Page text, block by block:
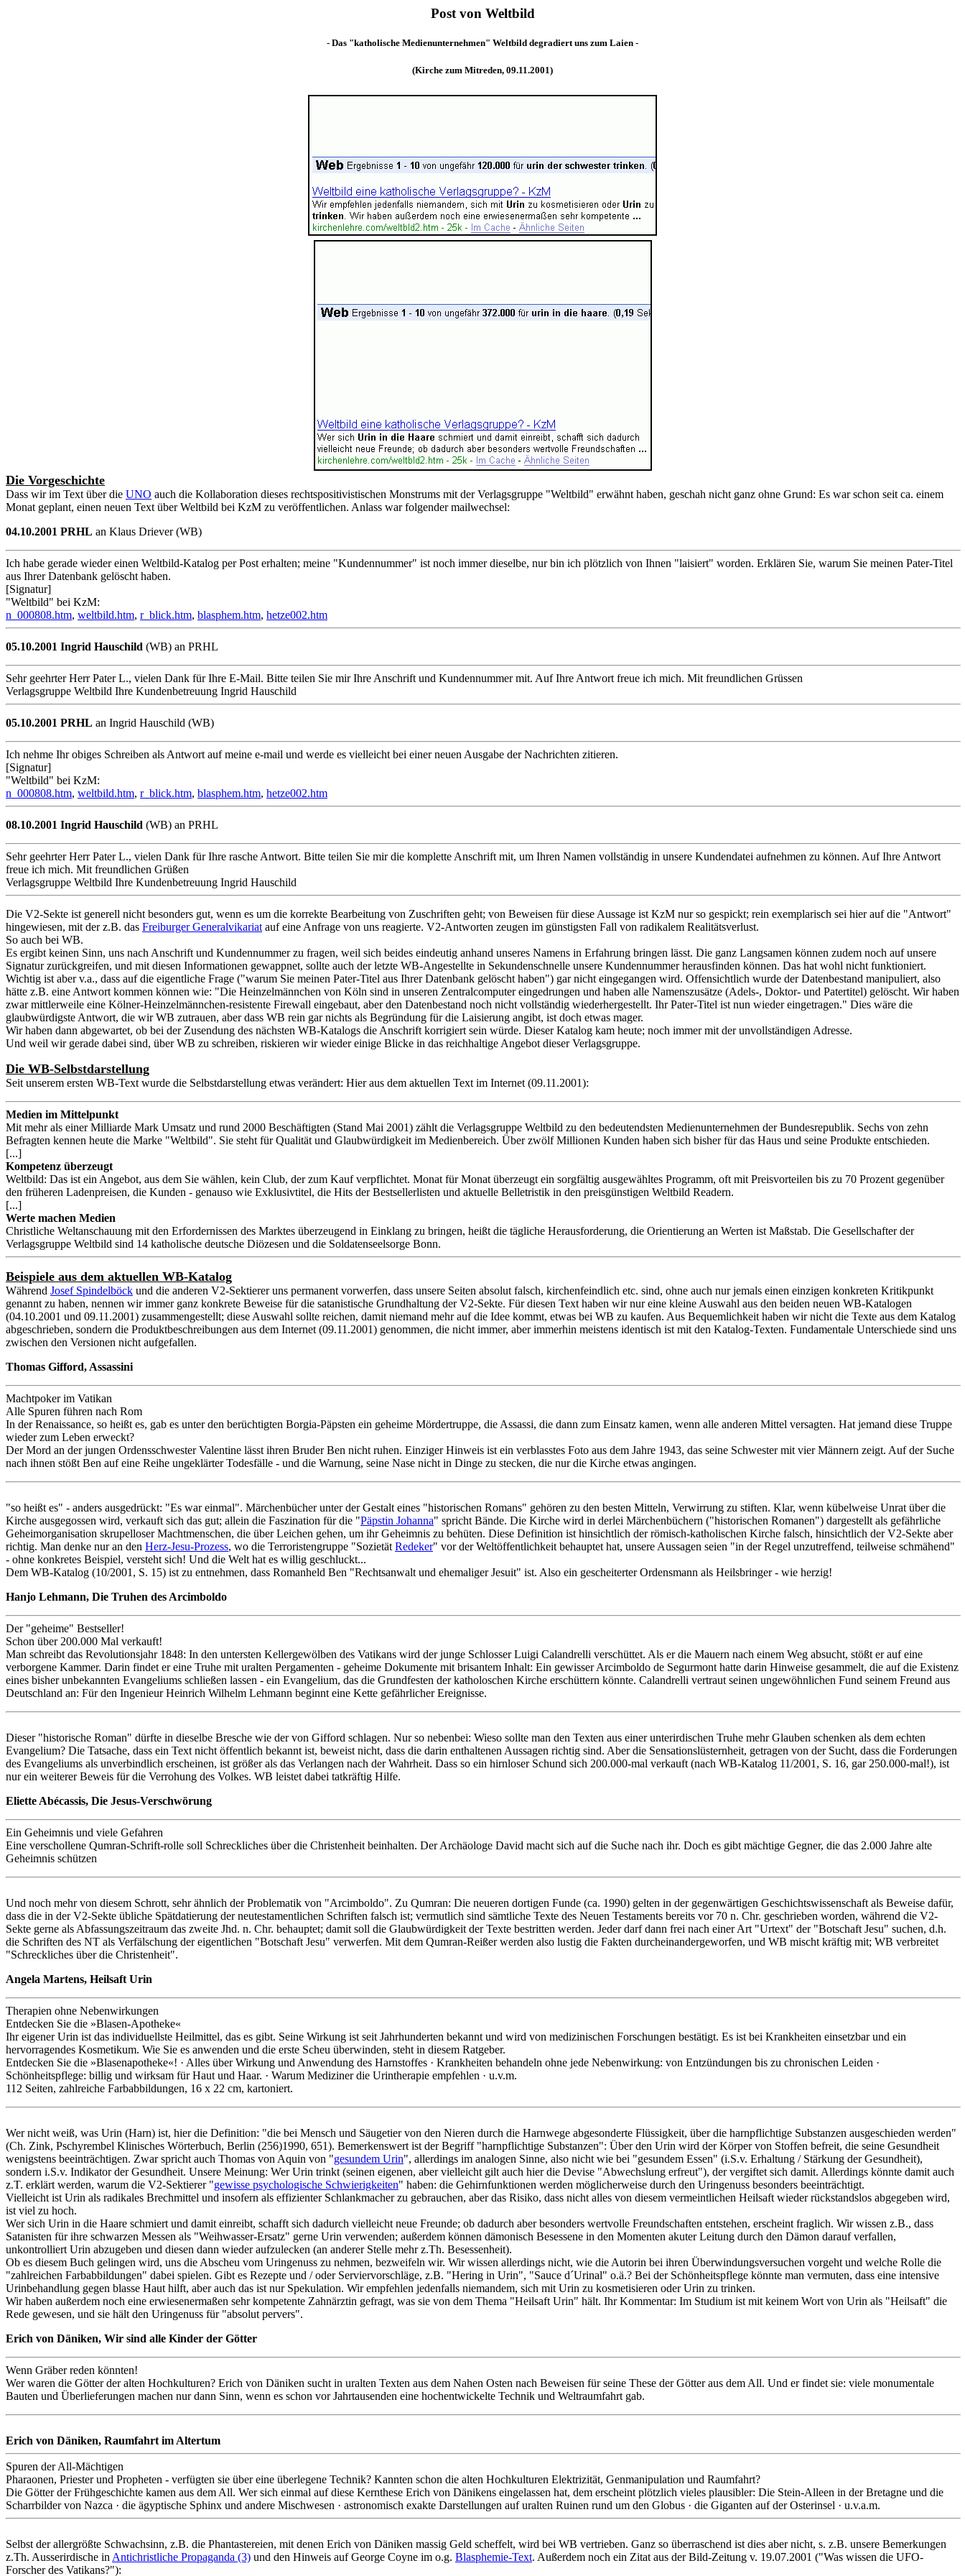
Post von Weltbild
- Das "katholische Medienunternehmen" Weltbild degradiert uns zum Laien -
(Kirche zum Mitreden, 09.11.2001)
Die Vorgeschichte
Dass wir im Text über die UNO auch die Kollaboration dieses rechtspositivistischen Monstrums mit der Verlagsgruppe "Weltbild" erwähnt haben, geschah nicht ganz ohne Grund: Es war schon seit ca. einem
Monat geplant, einen neuen Text über Weltbild bei KzM zu veröffentlichen. Anlass war folgender mailwechsel:
04.10.2001 PRHL an Klaus Driever (WB)
Ich habe gerade wieder einen Weltbild-Katalog per Post erhalten; meine "Kundennummer" ist noch immer dieselbe, nur bin ich plötzlich von Ihnen "laisiert" worden. Erklären Sie, warum Sie meinen Pater-Titel
aus Ihrer Datenbank gelöscht haben.
[Signatur]
"Weltbild" bei KzM:
n_000808.htm, weltbild.htm, r_blick.htm, blasphem.htm, hetze002.htm
05.10.2001 Ingrid Hauschild (WB) an PRHL
Sehr geehrter Herr Pater L., vielen Dank für Ihre E-Mail. Bitte teilen Sie mir Ihre Anschrift und Kundennummer mit. Auf Ihre Antwort freue ich mich. Mit freundlichen Grüssen
Verlagsgruppe Weltbild Ihre Kundenbetreuung Ingrid Hauschild
05.10.2001 PRHL an Ingrid Hauschild (WB)
Ich nehme Ihr obiges Schreiben als Antwort auf meine e-mail und werde es vielleicht bei einer neuen Ausgabe der Nachrichten zitieren.
[Signatur]
"Weltbild" bei KzM:
n_000808.htm, weltbild.htm, r_blick.htm, blasphem.htm, hetze002.htm
08.10.2001 Ingrid Hauschild (WB) an PRHL
Sehr geehrter Herr Pater L., vielen Dank für Ihre rasche Antwort. Bitte teilen Sie mir die komplette Anschrift mit, um Ihren Namen vollständig in unsere Kundendatei aufnehmen zu können. Auf Ihre Antwort
freue ich mich. Mit freundlichen Grüßen
Verlagsgruppe Weltbild Ihre Kundenbetreuung Ingrid Hauschild
Die V2-Sekte ist generell nicht besonders gut, wenn es um die korrekte Bearbeitung von Zuschriften geht; von Beweisen für diese Aussage ist KzM nur so gespickt; rein exemplarisch sei hier auf die "Antwort"
hingewiesen, mit der z.B. das Freiburger Generalvikariat auf eine Anfrage von uns reagierte. V2-Antworten zeugen im günstigsten Fall von radikalem Realitätsverlust.
So auch bei WB.
Es ergibt keinen Sinn, uns nach Anschrift und Kundennummer zu fragen, weil sich beides eindeutig anhand unseres Namens in Erfahrung bringen lässt. Die ganz Langsamen können zudem noch auf unsere
Signatur zurückgreifen, und mit diesen Informationen gewappnet, sollte auch der letzte WB-Angestellte in Sekundenschnelle unsere Kundennummer herausfinden können. Das hat wohl nicht funktioniert.
Wichtig ist aber v.a., dass auf die eigentliche Frage ("warum Sie meinen Pater-Titel aus Ihrer Datenbank gelöscht haben") gar nicht eingegangen wird. Offensichtlich wurde der Datenbestand manipuliert, also
hätte z.B. eine Antwort kommen können wie: "Die Heinzelmännchen von Köln sind in unseren Zentralcomputer eingedrungen und haben alle Namenszusätze (Adels-, Doktor- und Patertitel) gelöscht. Wir haben
zwar mittlerweile eine Kölner-Heinzelmännchen-resistente Firewall eingebaut, aber den Datenbestand noch nicht vollständig wiederhergestellt. Ihr Pater-Titel ist nun wieder eingetragen." Dies wäre die
glaubwürdigste Antwort, die wir WB zutrauen, aber dass WB rein gar nichts als Begründung für die Laisierung angibt, ist doch etwas mager.
Wir haben dann abgewartet, ob bei der Zusendung des nächsten WB-Katalogs die Anschrift korrigiert sein würde. Dieser Katalog kam heute; noch immer mit der unvollständigen Adresse.
Und weil wir gerade dabei sind, über WB zu schreiben, riskieren wir wieder einige Blicke in das reichhaltige Angebot dieser Verlagsgruppe.
Die WB-Selbstdarstellung
Seit unserem ersten WB-Text wurde die Selbstdarstellung etwas verändert: Hier aus dem aktuellen Text im Internet (09.11.2001):
Medien im Mittelpunkt
Mit mehr als einer Milliarde Mark Umsatz und rund 2000 Beschäftigten (Stand Mai 2001) zählt die Verlagsgruppe Weltbild zu den bedeutendsten Medienunternehmen der Bundesrepublik. Sechs von zehn
Befragten kennen heute die Marke "Weltbild". Sie steht für Qualität und Glaubwürdigkeit im Medienbereich. Über zwölf Millionen Kunden haben sich bisher für das Haus und seine Produkte entschieden.
[...]
Kompetenz überzeugt
Weltbild: Das ist ein Angebot, aus dem Sie wählen, kein Club, der zum Kauf verpflichtet. Monat für Monat überzeugt ein sorgfältig ausgewähltes Programm, oft mit Preisvorteilen bis zu 70 Prozent gegenüber
den früheren Ladenpreisen, die Kunden - genauso wie Exklusivtitel, die Hits der Bestsellerlisten und aktuelle Belletristik in den preisgünstigen Weltbild Readern.
[...]
Werte machen Medien
Christliche Weltanschauung mit den Erfordernissen des Marktes überzeugend in Einklang zu bringen, heißt die tägliche Herausforderung, die Orientierung an Werten ist Maßstab. Die Gesellschafter der
Verlagsgruppe Weltbild sind 14 katholische deutsche Diözesen und die Soldatenseelsorge Bonn.
Beispiele aus dem aktuellen WB-Katalog
Während Josef Spindelböck und die anderen V2-Sektierer uns permanent vorwerfen, dass unsere Seiten absolut falsch, kirchenfeindlich etc. sind, ohne auch nur jemals einen einzigen konkreten Kritikpunkt
genannt zu haben, nennen wir immer ganz konkrete Beweise für die satanistische Grundhaltung der V2-Sekte. Für diesen Text haben wir nur eine kleine Auswahl aus den beiden neuen WB-Katalogen
(04.10.2001 und 09.11.2001) zusammengestellt; diese Auswahl sollte reichen, damit niemand mehr auf die Idee kommt, etwas bei WB zu kaufen. Aus Bequemlichkeit haben wir nicht die Texte aus dem Katalog
abgeschrieben, sondern die Produktbeschreibungen aus dem Internet (09.11.2001) genommen, die nicht immer, aber immerhin meistens identisch ist mit den Katalog-Texten. Fundamentale Unterschiede sind uns
zwischen den Versionen nicht aufgefallen.
Thomas Gifford, Assassini
Machtpoker im Vatikan
Alle Spuren führen nach Rom
In der Renaissance, so heißt es, gab es unter den berüchtigten Borgia-Päpsten ein geheime Mördertruppe, die Assassi, die dann zum Einsatz kamen, wenn alle anderen Mittel versagten. Hat jemand diese Truppe
wieder zum Leben erweckt?
Der Mord an der jungen Ordensschwester Valentine lässt ihren Bruder Ben nicht ruhen. Einziger Hinweis ist ein verblasstes Foto aus dem Jahre 1943, das seine Schwester mit vier Männern zeigt. Auf der Suche
nach ihnen stößt Ben auf eine Reihe ungeklärter Todesfälle - und die Warnung, seine Nase nicht in Dinge zu stecken, die nur die Kirche etwas angingen.
"so heißt es" - anders ausgedrückt: "Es war einmal". Märchenbücher unter der Gestalt eines "historischen Romans" gehören zu den besten Mitteln, Verwirrung zu stiften. Klar, wenn kübelweise Unrat über die
Kirche ausgegossen wird, verkauft sich das gut; allein die Faszination für die "Päpstin Johanna" spricht Bände. Die Kirche wird in derlei Märchenbüchern ("historischen Romanen") dargestellt als gefährliche
Geheimorganisation skrupelloser Machtmenschen, die über Leichen gehen, um ihr Geheimnis zu behüten. Diese Definition ist hinsichtlich der römisch-katholischen Kirche falsch, hinsichtlich der V2-Sekte aber
richtig. Man denke nur an den Herz-Jesu-Prozess, wo die Terroristengruppe "Sozietät Redeker" vor der Weltöffentlichkeit behauptet hat, unsere Aussagen seien "in der Regel unzutreffend, teilweise schmähend"
- ohne konkretes Beispiel, versteht sich! Und die Welt hat es willig geschluckt...
Dem WB-Katalog (10/2001, S. 15) ist zu entnehmen, dass Romanheld Ben "Rechtsanwalt und ehemaliger Jesuit" ist. Also ein gescheiterter Ordensmann als Heilsbringer - wie herzig!
Hanjo Lehmann, Die Truhen des Arcimboldo
Der "geheime" Bestseller!
Schon über 200.000 Mal verkauft!
Man schreibt das Revolutionsjahr 1848: In den untersten Kellergewölben des Vatikans wird der junge Schlosser Luigi Calandrelli verschüttet. Als er die Mauern nach einem Weg absucht, stößt er auf eine
verborgene Kammer. Darin findet er eine Truhe mit uralten Pergamenten - geheime Dokumente mit brisantem Inhalt: Ein gewisser Arcimboldo de Segurmont hatte darin Hinweise gesammelt, die auf die Existenz
eines bisher unbekannten Evangeliums schließen lassen - ein Evangelium, das die Grundfesten der katholoschen Kirche erschüttern könnte. Calandrelli vertraut seinen ungewöhnlichen Fund seinem Freund aus
Deutschland an: Für den Ingenieur Heinrich Wilhelm Lehmann beginnt eine Kette gefährlicher Ereignisse.
Dieser "historische Roman" dürfte in dieselbe Bresche wie der von Gifford schlagen. Nur so nebenbei: Wieso sollte man den Texten aus einer unterirdischen Truhe mehr Glauben schenken als dem echten
Evangelium? Die Tatsache, dass ein Text nicht öffentlich bekannt ist, beweist nicht, dass die darin enthaltenen Aussagen richtig sind. Aber die Sensationslüsternheit, getragen von der Sucht, dass die Forderungen
des Evangeliums als unverbindlich erscheinen, ist größer als das Verlangen nach der Wahrheit. Dass so ein hirnloser Schund sich 200.000-mal verkauft (nach WB-Katalog 11/2001, S. 16, gar 250.000-mal!), ist
nur ein weiterer Beweis für die Verrohung des Volkes. WB leistet dabei tatkräftig Hilfe.
Eliette Abécassis, Die Jesus-Verschwörung
Ein Geheimnis und viele Gefahren
Eine verschollene Qumran-Schrift-rolle soll Schreckliches über die Christenheit beinhalten. Der Archäologe David macht sich auf die Suche nach ihr. Doch es gibt mächtige Gegner, die das 2.000 Jahre alte
Geheimnis schützen
Und noch mehr von diesem Schrott, sehr ähnlich der Problematik von "Arcimboldo". Zu Qumran: Die neueren dortigen Funde (ca. 1990) gelten in der gegenwärtigen Geschichtswissenschaft als Beweise dafür,
dass die in der V2-Sekte übliche Spätdatierung der neutestamentlichen Schriften falsch ist; vermutlich sind sämtliche Texte des Neuen Testaments bereits vor 70 n. Chr. geschrieben worden, während die V2-
Sekte gerne als Abfassungszeitraum das zweite Jhd. n. Chr. behauptet; damit soll die Glaubwürdigkeit der Texte bestritten werden. Jeder darf dann frei nach einer Art "Urtext" der "Botschaft Jesu" suchen, d.h.
die Schriften des NT als Verfälschung der eigentlichen "Botschaft Jesu" verwerfen. Mit dem Qumran-Reißer werden also lustig die Fakten durcheinandergeworfen, und WB mischt kräftig mit; WB verbreitet
"Schreckliches über die Christenheit".
Angela Martens, Heilsaft Urin
Therapien ohne Nebenwirkungen
Entdecken Sie die »Blasen-Apotheke«
Ihr eigener Urin ist das individuellste Heilmittel, das es gibt. Seine Wirkung ist seit Jahrhunderten bekannt und wird von medizinischen Forschungen bestätigt. Es ist bei Krankheiten einsetzbar und ein
hervorragendes Kosmetikum. Wie Sie es anwenden und die erste Scheu überwinden, steht in diesem Ratgeber.
Entdecken Sie die »Blasenapotheke«! · Alles über Wirkung und Anwendung des Harnstoffes · Krankheiten behandeln ohne jede Nebenwirkung: von Entzündungen bis zu chronischen Leiden ·
Schönheitspflege: billig und wirksam für Haut und Haar. · Warum Mediziner die Urintherapie empfehlen · u.v.m.
112 Seiten, zahlreiche Farbabbildungen, 16 x 22 cm, kartoniert.
Wer nicht weiß, was Urin (Harn) ist, hier die Definition: "die bei Mensch und Säugetier von den Nieren durch die Harnwege abgesonderte Flüssigkeit, über die harnpflichtige Substanzen ausgeschieden werden"
(Ch. Zink, Pschyrembel Klinisches Wörterbuch, Berlin (256)1990, 651). Bemerkenswert ist der Begriff "harnpflichtige Substanzen": Über den Urin wird der Körper von Stoffen befreit, die seine Gesundheit
wenigstens beeinträchtigen. Zwar spricht auch Thomas von Aquin von "gesundem Urin", allerdings im analogen Sinne, also nicht wie bei "gesundem Essen" (i.S.v. Erhaltung / Stärkung der Gesundheit),
sondern i.S.v. Indikator der Gesundheit. Unsere Meinung: Wer Urin trinkt (seinen eigenen, aber vielleicht gilt auch hier die Devise "Abwechslung erfreut"), der vergiftet sich damit. Allerdings könnte damit auch
z.T. erklärt werden, warum die V2-Sektierer "gewisse psychologische Schwierigkeiten" haben: die Gehirnfunktionen werden möglicherweise durch den Uringenuss besonders beeinträchtigt.
Vielleicht ist Urin als radikales Brechmittel und insofern als effizienter Schlankmacher zu gebrauchen, aber das Risiko, dass nicht alles von diesem vermeintlichen Heilsaft wieder rückstandslos abgegeben wird,
ist viel zu hoch.
Wer sich Urin in die Haare schmiert und damit einreibt, schafft sich dadurch vielleicht neue Freunde; ob dadurch aber besonders wertvolle Freundschaften entstehen, erscheint fraglich. Wir wissen z.B., dass
Satanisten für ihre schwarzen Messen als "Weihwasser-Ersatz" gerne Urin verwenden; außerdem können dämonisch Besessene in den Momenten akuter Leitung durch den Dämon darauf verfallen,
unkontrolliert Urin abzugeben und diesen dann wieder aufzulecken (an anderer Stelle mehr z.Th. Besessenheit).
Ob es diesem Buch gelingen wird, uns die Abscheu vom Uringenuss zu nehmen, bezweifeln wir. Wir wissen allerdings nicht, wie die Autorin bei ihren Überwindungsversuchen vorgeht und welche Rolle die
"zahlreichen Farbabbildungen" dabei spielen. Gibt es Rezepte und / oder Serviervorschläge, z.B. "Hering in Urin", "Sauce d´Urinal" o.ä.? Bei der Schönheitspflege könnte man vermuten, dass eine intensive
Urinbehandlung gegen blasse Haut hilft, aber auch das ist nur Spekulation. Wir empfehlen jedenfalls niemandem, sich mit Urin zu kosmetisieren oder Urin zu trinken.
Wir haben außerdem noch eine erwiesenermaßen sehr kompetente Zahnärztin gefragt, was sie von dem Thema "Heilsaft Urin" hält. Ihr Kommentar: Im Studium ist mit keinem Wort von Urin als "Heilsaft" die
Rede gewesen, und sie hält den Uringenuss für "absolut pervers".
Erich von Däniken, Wir sind alle Kinder der Götter
Wenn Gräber reden könnten!
Wer waren die Götter der alten Hochkulturen? Erich von Däniken sucht in uralten Texten aus dem Nahen Osten nach Beweisen für seine These der Götter aus dem All. Und er findet sie: viele monumentale
Bauten und Überlieferungen machen nur dann Sinn, wenn es schon vor Jahrtausenden eine hochentwickelte Technik und Weltraumfahrt gab.
Erich von Däniken, Raumfahrt im Altertum
Spuren der All-Mächtigen
Pharaonen, Priester und Propheten - verfügten sie über eine überlegene Technik? Kannten schon die alten Hochkulturen Elektrizität, Genmanipulation und Raumfahrt?
Die Götter der Frühgeschichte kamen aus dem All. Wer sich einmal auf diese Kernthese Erich von Dänikens eingelassen hat, dem erscheint plötzlich vieles plausibler: Die Stein-Alleen in der Bretagne und die
Scharrbilder von Nazca · die ägyptische Sphinx und andere Mischwesen · astronomisch exakte Darstellungen auf uralten Ruinen rund um den Globus · die Giganten auf der Osterinsel · u.v.a.m.
Selbst der allergrößte Schwachsinn, z.B. die Phantastereien, mit denen Erich von Däniken massig Geld scheffelt, wird bei WB vertrieben. Ganz so überraschend ist dies aber nicht, s. z.B. unsere Bemerkungen
z.Th. Ausserirdische in Antichristliche Propaganda (3) und den Hinweis auf George Coyne im o.g. Blasphemie-Text. Außerdem noch ein Zitat aus der Bild-Zeitung v. 19.07.2001 ("Was wissen die UFO-
Forscher des Vatikans?"):